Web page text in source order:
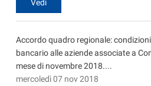
Vedi
Accordo quadro regionale:
bancario alle aziende associate a
mese di novembre 2018....
mercoledì 07 nov 2018